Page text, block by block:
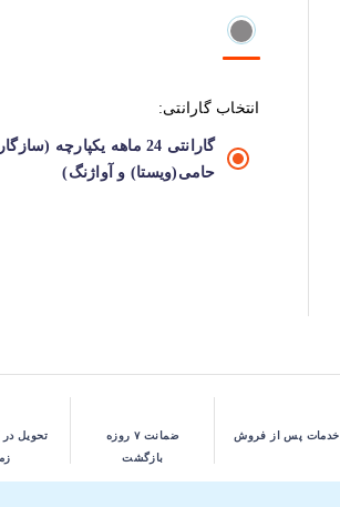
انتخاب گارانتی:
گارانتی 24 ماهه یکپارچه
حامی(ویستا) و آواژنگ)
خدمات پس از فروش
ضمانت ۷ روزه
بازگشت
تحویل در